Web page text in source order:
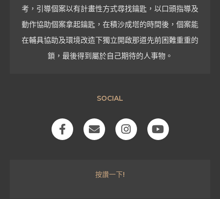
考，引導個案以有計畫性方式尋找鑰匙，以口頭指導及
動作協助個案拿起鑰匙，在積沙成塔的時間後，個案能
在輔具協助及環境改造下獨立開啟那道先前困難重重的
鎖，最後得到屬於自己期待的人事物。
SOCIAL
F
a
E
n
o
I
n
Y
o
按讚一下!